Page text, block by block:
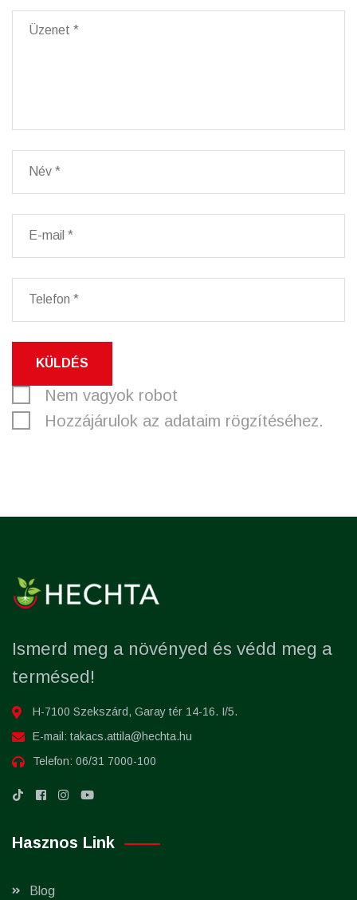
KÜLDÉS
Nem vagyok robot
Hozzájárulok az adataim rögzítéséhez.
Ismerd meg a növényed és védd meg a
termésed!
H-7100 Szekszárd, Garay tér 14-16. I/5.
E-mail: takacs.attila@hechta.hu
Telefon: 06/31 7000-100
Hasznos Link
Blog